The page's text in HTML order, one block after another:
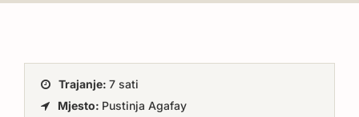
Trajanje: 7 sati
Mjesto: Pustinja Agafay